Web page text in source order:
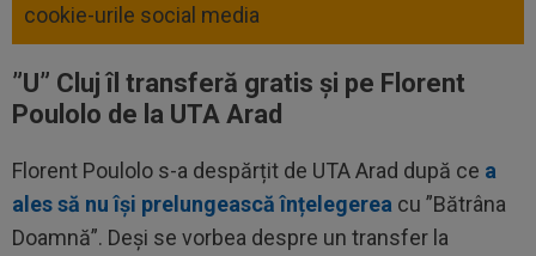
cookie-urile social media
”U” Cluj îl transferă gratis și pe Florent
Poulolo de la UTA Arad
Florent Poulolo s-a despărțit de UTA Arad după ce a
ales să nu își prelungească înțelegerea cu ”Bătrâna
Doamnă”. Deși se vorbea despre un transfer la